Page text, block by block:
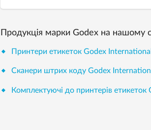
Продукція марки Godex на нашому
Принтери етикеток Godex International
Сканери штрих коду Godex
Комплектуючі до принтерів